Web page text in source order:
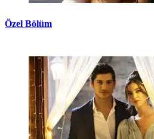
Özel Bölüm